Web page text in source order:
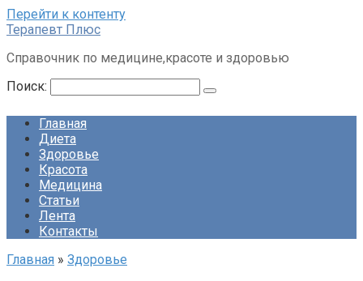
Перейти к контенту
Терапевт Плюс
Справочник по медицине,красоте и здоровью
Поиск:
Главная
Диета
Здоровье
Красота
Медицина
Статьи
Лента
Контакты
Главная » Здоровье